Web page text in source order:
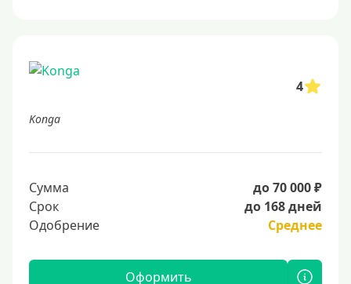
4
Konga
Сумма
до 70 000 ₽
Срок
до 168 дней
Одобрение
Среднее
Оформить